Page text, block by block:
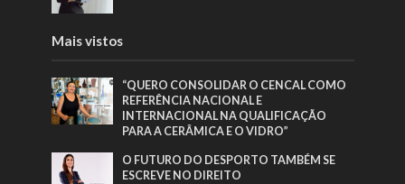
Mais vistos
“QUERO CONSOLIDAR O CENCAL COMO
REFERÊNCIA NACIONAL E
INTERNACIONAL NA QUALIFICAÇÃO
PARA A CERÂMICA E O VIDRO”
O FUTURO DO DESPORTO TAMBÉM SE
ESCREVE NO DIREITO